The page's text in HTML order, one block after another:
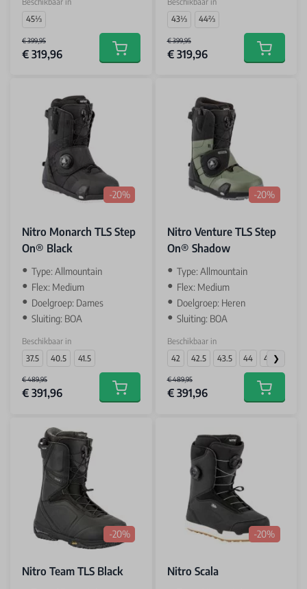
45⅓
€ 399,95
€ 319,96 Add to cart
43⅓
44⅔
€ 399,95
€ 319,96 Add to
-20%
Nitro Monarch TLS Step
On® Black
Type: Allmountain
Flex: Medium
Doelgroep: Dames
Sluiting: BOA
Beschikbaar in
37.5
40.5 41.5
€ 489,95
€ 391,96 Add to cart
-20%
Nitro Venture TLS Step
On® Shadow
Type: Allmountain
Flex: Medium
Doelgroep: Heren
Sluiting: BOA
Beschikbaar in
42
42.5 43.5 44 45
€ 489,95
€ 391,96 Add to
-20%
Nitro Team TLS Black
-20%
Nitro Scala